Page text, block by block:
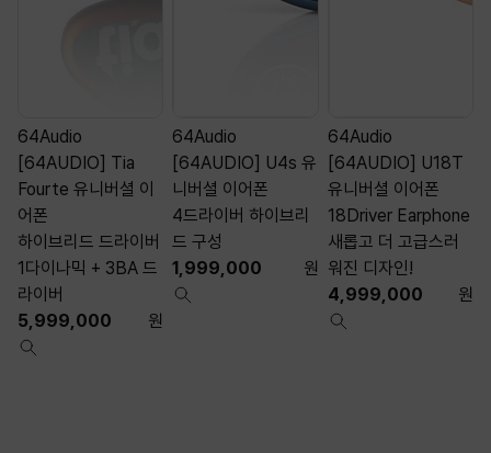
64Audio
[64AUDIO] Tia
Fourte 유니버셜 이
어폰
하이브리드 드라이버
1다이나믹 + 3BA 드
라이버
5,999,000
원
64Audio
[64AUDIO] U4s 유
니버셜 이어폰
4드라이버 하이브리
드 구성
1,999,000
원
64Audio
[64AUDIO] U18T
유니버셜 이어폰
18Driver Earphone
새롭고 더 고급스러
워진 디자인!
4,999,000
원